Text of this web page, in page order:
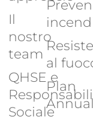
Il
nostro
team
QHSE e
Sociale
al
Plan